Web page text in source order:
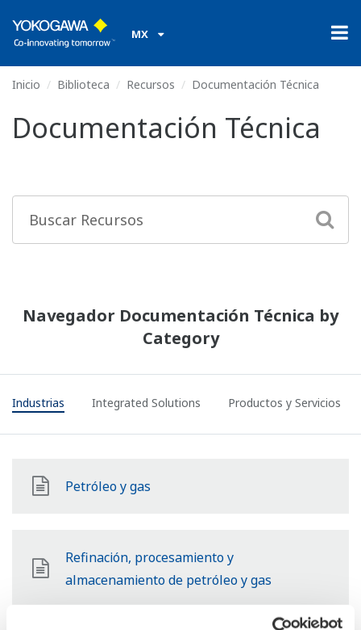
MX
Inicio Biblioteca Recursos Documentación Técnica
Documentación Técnica
Navegador Documentación Técnica by
Category
Industrias Integrated Solutions Productos y Servicios
Petróleo y gas
Refinación, procesamiento y
almacenamiento de petróleo y gas